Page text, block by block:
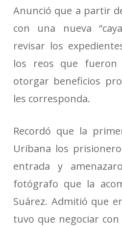
Anunció que a partir
con una nueva
revisar los
los reos que fueron
otorgar beneficios
les corresponda.
Recordó que la
Uribana los
entrada y
fotógrafo que la
Suárez. Admitió que
tuvo que negociar